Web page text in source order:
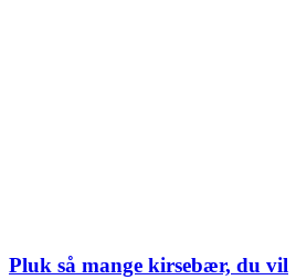
Pluk så mange kirsebær, du vil